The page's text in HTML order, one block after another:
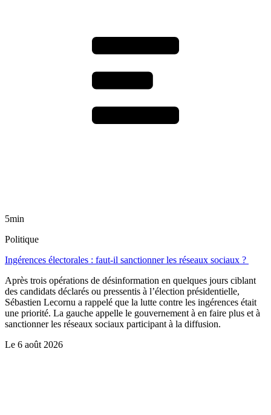
5min
Politique
Ingérences électorales : faut-il sanctionner les réseaux sociaux ?
Après trois opérations de désinformation en quelques jours ciblant
des candidats déclarés ou pressentis à l’élection présidentielle,
Sébastien Lecornu a rappelé que la lutte contre les ingérences était
une priorité. La gauche appelle le gouvernement à en faire plus et à
sanctionner les réseaux sociaux participant à la diffusion.
Le 6 août 2026